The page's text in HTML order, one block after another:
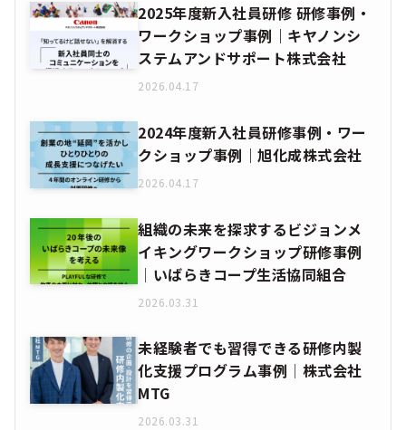
2025年度新入社員研修 研修事例・
ワークショップ事例｜キヤノンシ
ステムアンドサポート株式会社
2026.04.17
2024年度新入社員研修事例・ワー
クショップ事例｜旭化成株式会社
2026.04.17
組織の未来を探求するビジョンメ
イキングワークショップ研修事例
│いばらきコープ生活協同組合
2026.03.31
未経験者でも習得できる研修内製
化支援プログラム事例│株式会社
MTG
2026.03.31